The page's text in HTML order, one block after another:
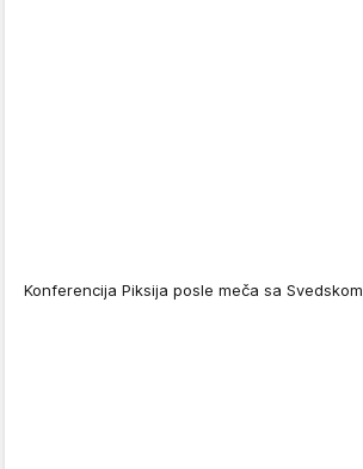
Konferencija Piksija posle meča sa Svedskom